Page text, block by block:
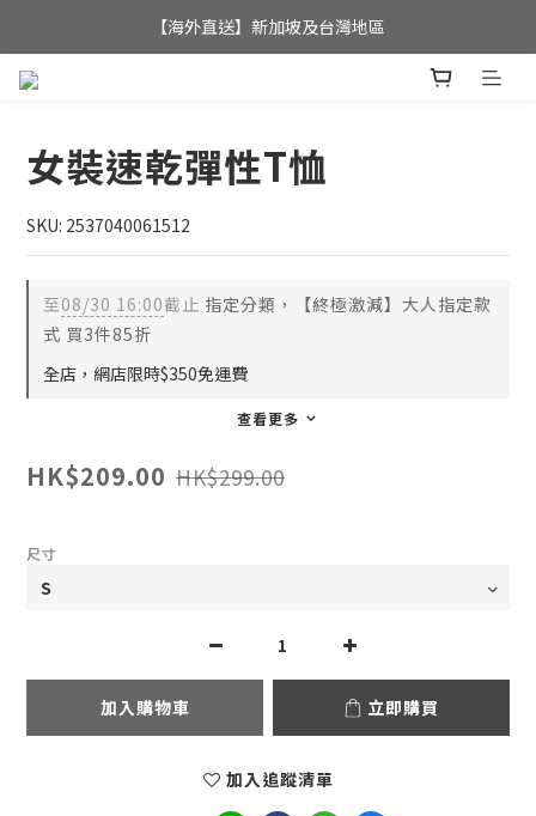
全店滿$350，即可享港澳地區免運費;
【海外直送】新加坡及台灣地區
女裝速乾彈性T恤
SKU: 2537040061512
至08/30 16:00截止 指定分類，【終極激減】大人指定款
式 買3件85折
全店，網店限時$350免運費
查看更多
HK$209.00 HK$299.00
尺寸
加入購物車 立即購買
加入追蹤清單